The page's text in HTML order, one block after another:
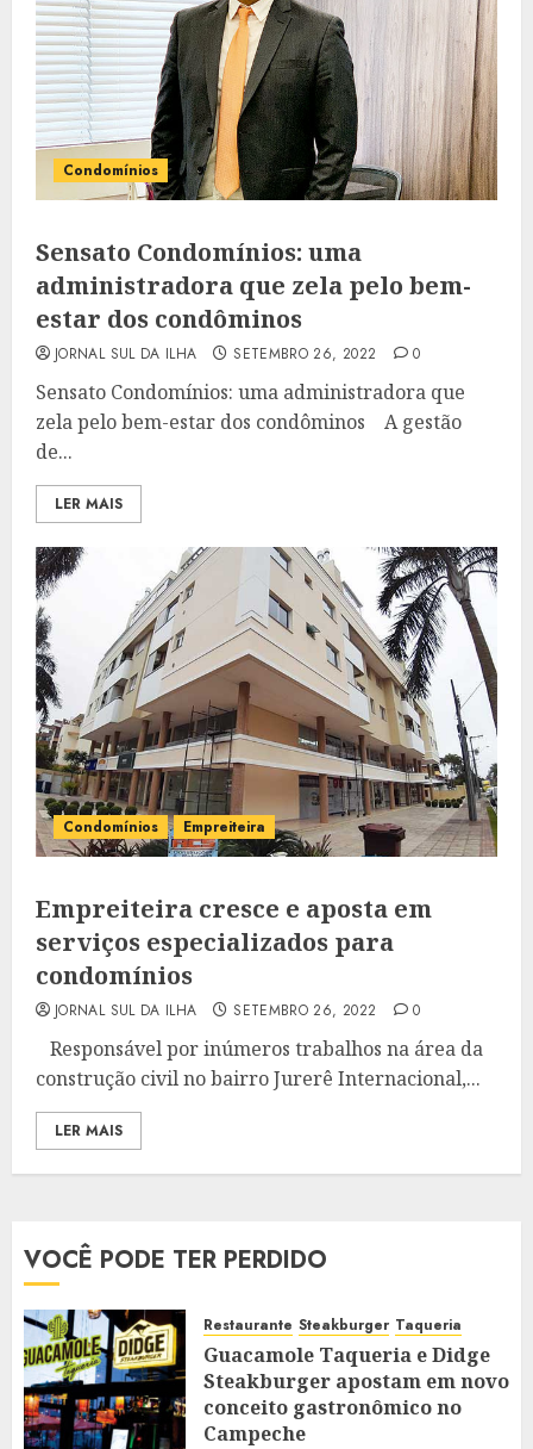
Condomínios
Sensato Condomínios: uma
administradora que zela pelo bem-
estar dos condôminos
JORNAL SUL DA ILHA SETEMBRO 26, 2022 0
Sensato Condomínios: uma administradora que
zela pelo bem-estar dos condôminos A gestão
de...
LER MAIS
Condomínios Empreiteira
Empreiteira cresce e aposta em
serviços especializados para
condomínios
JORNAL SUL DA ILHA SETEMBRO 26, 2022 0
Responsável por inúmeros trabalhos na área da
construção civil no bairro Jurerê Internacional,...
LER MAIS
VOCÊ PODE TER PERDIDO
Restaurante Steakburger Taqueria
Guacamole Taqueria e Didge
Steakburger apostam em novo
conceito gastronômico no
Campeche